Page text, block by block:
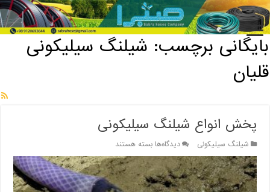
خانه / بایگانی برچسب: شیلنگ سیلیکونی قلیان
بایگانی برچسب: شیلنگ سیلیکونی
قلیان
پخش انواع شیلنگ سیلیکونی
شیلنگ سیلیکونی دیدگاه‌هابرای
پخش
انواع
شیلنگ
سیلیکونی
بسته هستند